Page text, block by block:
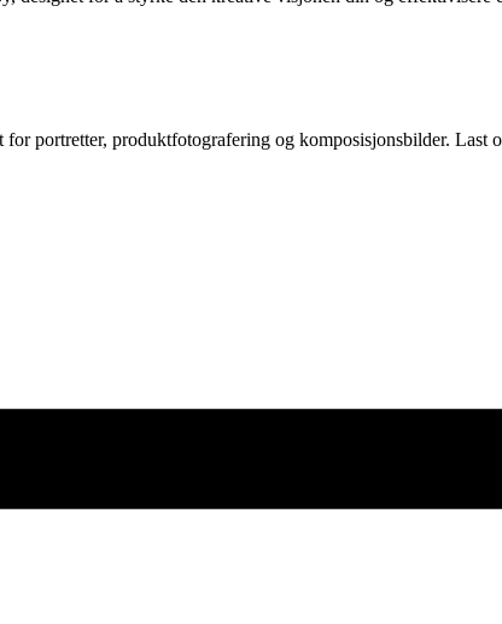
portretter, produktfotografering og komposisjonsbilder. Last